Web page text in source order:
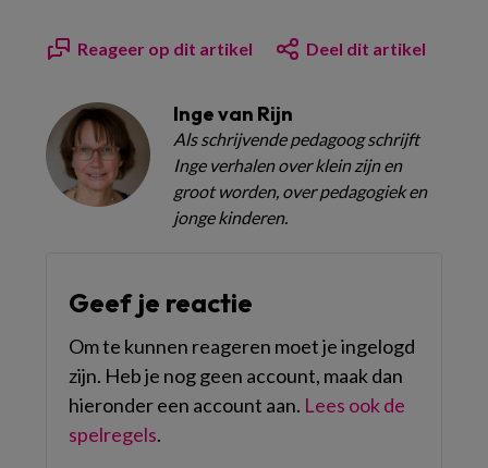
Reageer op dit artikel Deel dit artikel
Inge van Rijn
Als schrijvende pedagoog schrijft
Inge verhalen over klein zijn en
groot worden, over pedagogiek en
jonge kinderen.
Geef je reactie
Om te kunnen reageren moet je ingelogd
zijn. Heb je nog geen account, maak dan
hieronder een account aan. Lees ook de
spelregels.